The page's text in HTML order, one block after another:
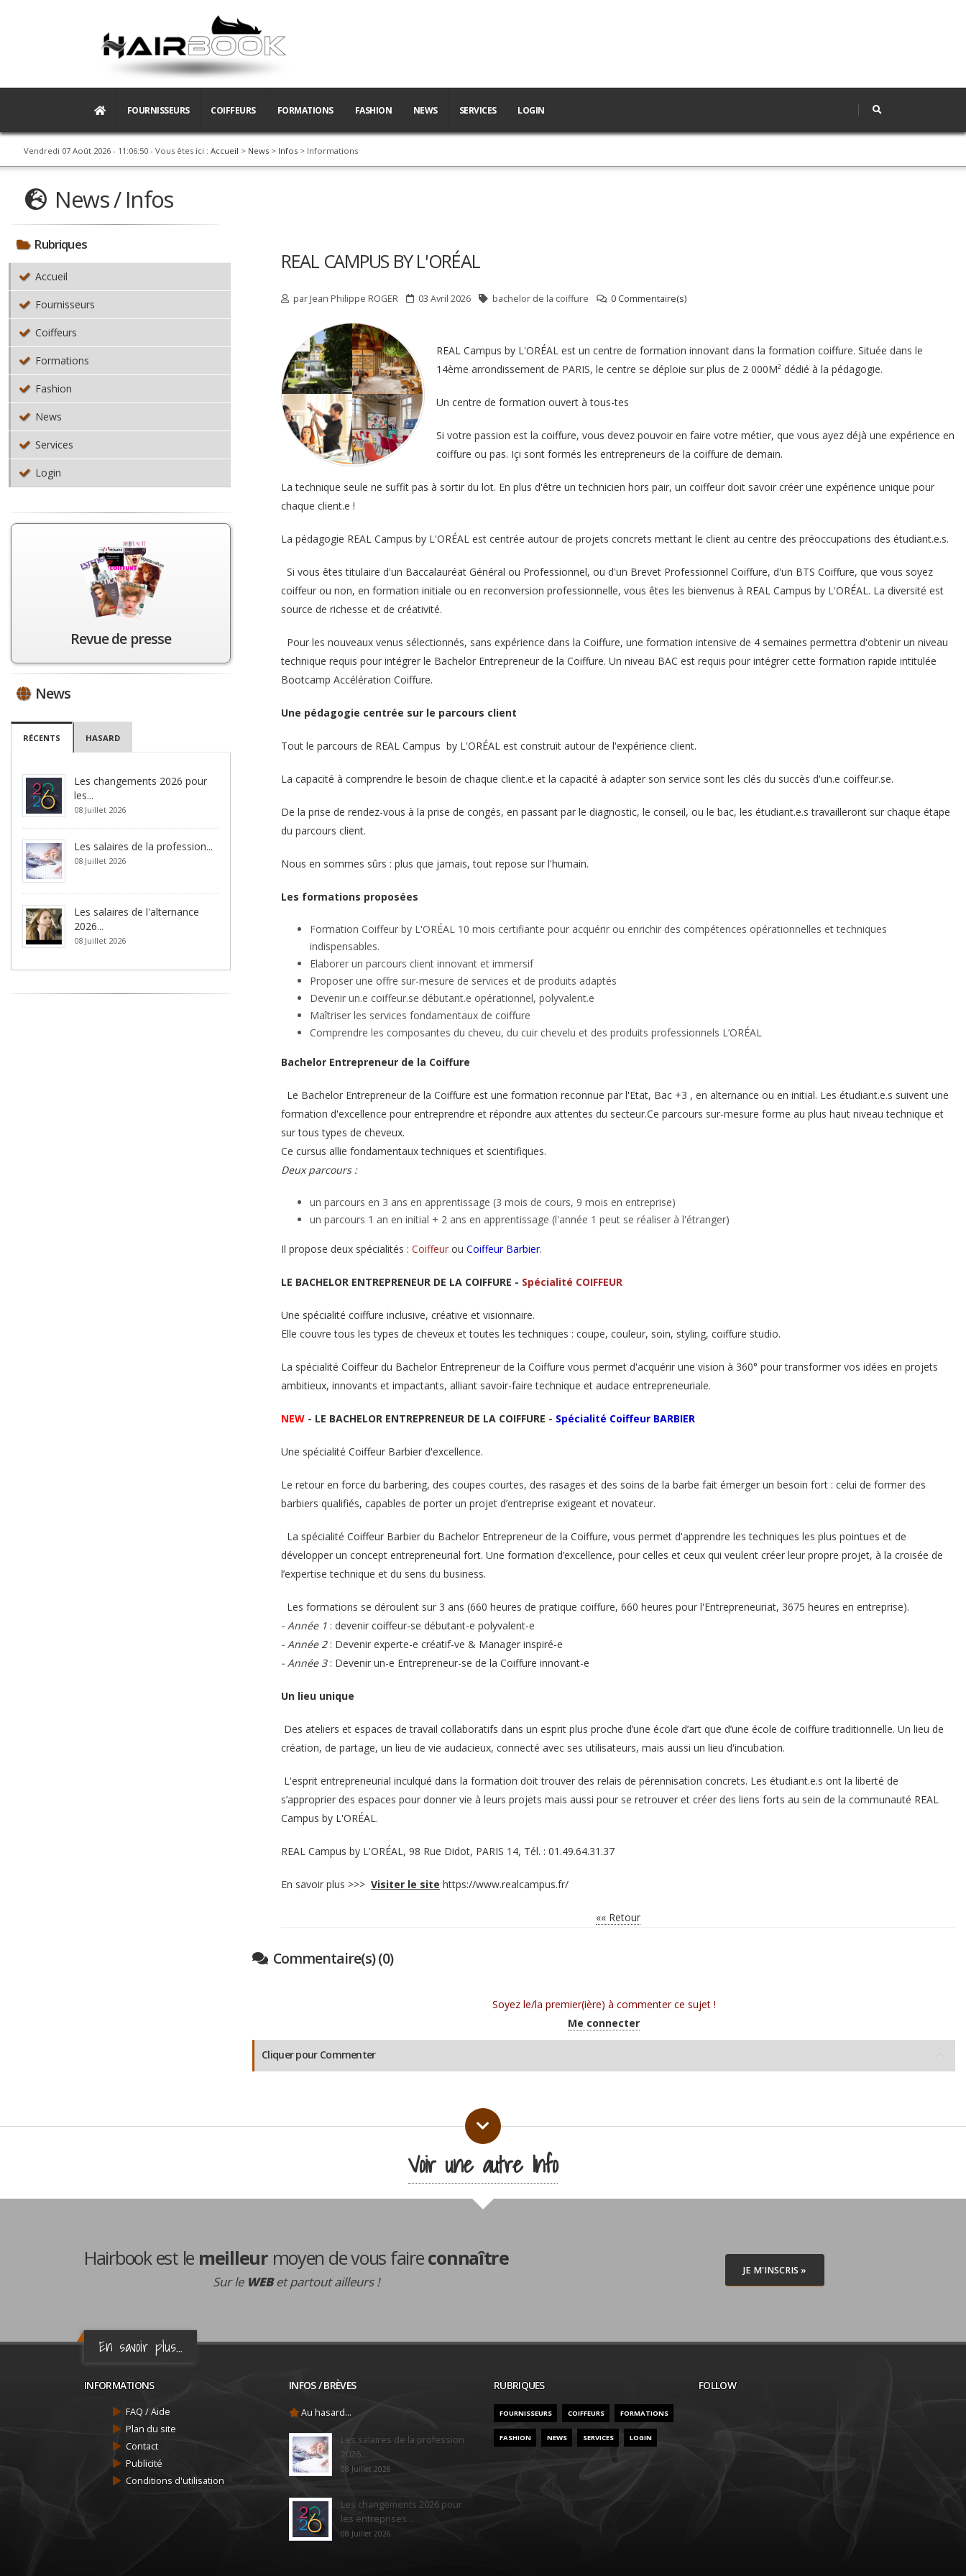
FOURNISSEURS COIFFEURS FORMATIONS FASHION NEWS SERVICES LOGIN
Vendredi 07 Août 2026 - 11:06:50 - Vous êtes ici : Accueil > News > Infos > Informations
News / Infos
Rubriques
Accueil
Fournisseurs
Coiffeurs
Formations
Fashion
News
Services
Login
Revue de presse
News
RÉCENTS HASARD
Les changements 2026 pour
les...
08 Juillet 2026
Les salaires de la profession...
08 Juillet 2026
Les salaires de l'alternance
2026...
08 Juillet 2026
REAL CAMPUS BY L'ORÉAL
par Jean Philippe ROGER 03 Avril 2026 bachelor de la coiffure 0 Commentaire(s)
REAL Campus by L'ORÉAL est un centre de formation innovant dans la formation coiffure. Située dans le
14ème arrondissement de PARIS, le centre se déploie sur plus de 2 000M² dédié à la pédagogie.
Un centre de formation ouvert à tous-tes
Si votre passion est la coiffure, vous devez pouvoir en faire votre métier, que vous ayez déjà une expérience en
coiffure ou pas. Içi sont formés les entrepreneurs de la coiffure de demain.
La technique seule ne suffit pas à sortir du lot. En plus d'être un technicien hors pair, un coiffeur doit savoir créer une expérience unique pour
chaque client.e !
La pédagogie REAL Campus by L'ORÉAL est centrée autour de projets concrets mettant le client au centre des préoccupations des étudiant.e.s.
Si vous êtes titulaire d'un Baccalauréat Général ou Professionnel, ou d'un Brevet Professionnel Coiffure, d'un BTS Coiffure, que vous soyez
coiffeur ou non, en formation initiale ou en reconversion professionnelle, vous êtes les bienvenus à REAL Campus by L'ORÉAL. La diversité est
source de richesse et de créativité.
Pour les nouveaux venus sélectionnés, sans expérience dans la Coiffure, une formation intensive de 4 semaines permettra d'obtenir un niveau
technique requis pour intégrer le Bachelor Entrepreneur de la Coiffure. Un niveau BAC est requis pour intégrer cette formation rapide intitulée
Bootcamp Accélération Coiffure.
Une pédagogie centrée sur le parcours client
Tout le parcours de REAL Campus by L'ORÉAL est construit autour de l'expérience client.
La capacité à comprendre le besoin de chaque client.e et la capacité à adapter son service sont les clés du succès d'un.e coiffeur.se.
De la prise de rendez-vous à la prise de congés, en passant par le diagnostic, le conseil, ou le bac, les étudiant.e.s travailleront sur chaque étape
du parcours client.
Nous en sommes sûrs : plus que jamais, tout repose sur l'humain.
Les formations proposées
Formation Coiffeur by L'ORÉAL 10 mois certifiante pour acquérir ou enrichir des compétences opérationnelles et techniques
indispensables.
Elaborer un parcours client innovant et immersif
Proposer une offre sur-mesure de services et de produits adaptés
Devenir un.e coiffeur.se débutant.e opérationnel, polyvalent.e
Maîtriser les services fondamentaux de coiffure
Comprendre les composantes du cheveu, du cuir chevelu et des produits professionnels L’ORÉAL
Bachelor Entrepreneur de la Coiffure
Le Bachelor Entrepreneur de la Coiffure est une formation reconnue par l'Etat, Bac +3 , en alternance ou en initial. Les étudiant.e.s suivent une
formation d'excellence pour entreprendre et répondre aux attentes du secteur.Ce parcours sur-mesure forme au plus haut niveau technique et
sur tous types de cheveux.
Ce cursus allie fondamentaux techniques et scientifiques.
Deux parcours :
un parcours en 3 ans en apprentissage (3 mois de cours, 9 mois en entreprise)
un parcours 1 an en initial + 2 ans en apprentissage (l'année 1 peut se réaliser à l'étranger)
Il propose deux spécialités : Coiffeur ou Coiffeur Barbier.
LE BACHELOR ENTREPRENEUR DE LA COIFFURE - Spécialité COIFFEUR
Une spécialité coiffure inclusive, créative et visionnaire.
Elle couvre tous les types de cheveux et toutes les techniques : coupe, couleur, soin, styling, coiffure studio.
La spécialité Coiffeur du Bachelor Entrepreneur de la Coiffure vous permet d'acquérir une vision à 360° pour transformer vos idées en projets
ambitieux, innovants et impactants, alliant savoir-faire technique et audace entrepreneuriale.
NEW - LE BACHELOR ENTREPRENEUR DE LA COIFFURE - Spécialité Coiffeur BARBIER
Une spécialité Coiffeur Barbier d'excellence.
Le retour en force du barbering, des coupes courtes, des rasages et des soins de la barbe fait émerger un besoin fort : celui de former des
barbiers qualifiés, capables de porter un projet d’entreprise exigeant et novateur.
La spécialité Coiffeur Barbier du Bachelor Entrepreneur de la Coiffure, vous permet d'apprendre les techniques les plus pointues et de
développer un concept entrepreneurial fort. Une formation d’excellence, pour celles et ceux qui veulent créer leur propre projet, à la croisée de
l’expertise technique et du sens du business.
Les formations se déroulent sur 3 ans (660 heures de pratique coiffure, 660 heures pour l'Entrepreneuriat, 3675 heures en entreprise).
- Année 1 : devenir coiffeur-se débutant-e polyvalent-e
- Année 2: Devenir experte-e créatif-ve & Manager inspiré-e
- Année 3: Devenir un-e Entrepreneur-se de la Coiffure innovant-e
Un lieu unique
Des ateliers et espaces de travail collaboratifs dans un esprit plus proche d’une école d’art que d’une école de coiffure traditionnelle. Un lieu de
création, de partage, un lieu de vie audacieux, connecté avec ses utilisateurs, mais aussi un lieu d'incubation.
L'esprit entrepreneurial inculqué dans la formation doit trouver des relais de pérennisation concrets. Les étudiant.e.s ont la liberté de
s’approprier des espaces pour donner vie à leurs projets mais aussi pour se retrouver et créer des liens forts au sein de la communauté REAL
Campus by L'ORÉAL.
REAL Campus by L'ORÉAL, 98 Rue Didot, PARIS 14, Tél. : 01.49.64.31.37
En savoir plus >>> Visiter le site https://www.realcampus.fr/
«« Retour
Commentaire(s) (0)
Soyez le/la premier(ière) à commenter ce sujet !
Me connecter
Cliquer pour Commenter
Voir une autre Info
Hairbook est le meilleurmoyen de vous faireconnaître
Sur le WEBet partout ailleurs !
JE M'INSCRIS »
En savoir plus...
INFORMATIONS
FAQ / Aide
Plan du site
Contact
Publicité
Conditions d'utilisation
INFOS / BRÈVES
Au hasard...
Les salaires de la profession
2026...
08 Juillet 2026
Les changements 2026 pour
les entreprises...
08 Juillet 2026
RUBRIQUES
FOURNISSEURS COIFFEURS FORMATIONS
FASHION NEWS SERVICES LOGIN
FOLLOW